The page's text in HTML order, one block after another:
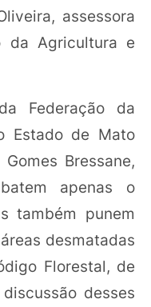
assessora
da Agricultura e
Federação da
Estado de Mato
Bressane,
apenas o
também punem
desmatadas
Florestal, de
desses